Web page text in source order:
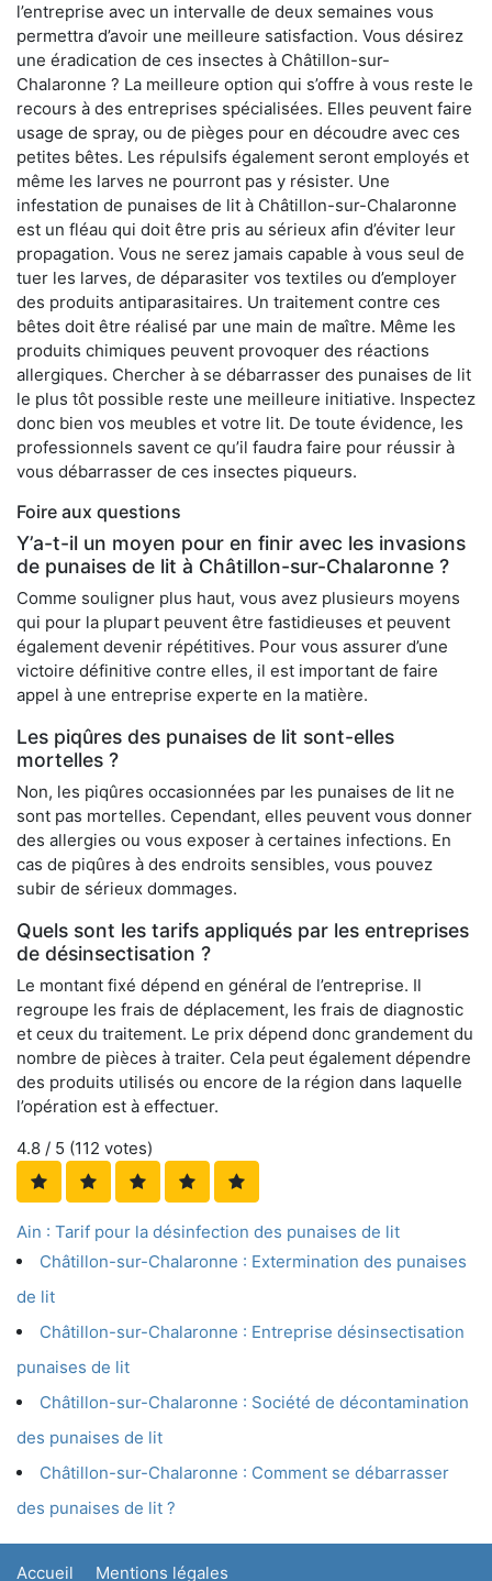
l’entreprise avec un intervalle de deux semaines vous
permettra d’avoir une meilleure satisfaction. Vous désirez
une éradication de ces insectes à Châtillon-sur-
Chalaronne ? La meilleure option qui s’offre à vous reste le
recours à des entreprises spécialisées. Elles peuvent faire
usage de spray, ou de pièges pour en découdre avec ces
petites bêtes. Les répulsifs également seront employés et
même les larves ne pourront pas y résister. Une
infestation de punaises de lit à Châtillon-sur-Chalaronne
est un fléau qui doit être pris au sérieux afin d’éviter leur
propagation. Vous ne serez jamais capable à vous seul de
tuer les larves, de déparasiter vos textiles ou d’employer
des produits antiparasitaires. Un traitement contre ces
bêtes doit être réalisé par une main de maître. Même les
produits chimiques peuvent provoquer des réactions
allergiques. Chercher à se débarrasser des punaises de lit
le plus tôt possible reste une meilleure initiative. Inspectez
donc bien vos meubles et votre lit. De toute évidence, les
professionnels savent ce qu’il faudra faire pour réussir à
vous débarrasser de ces insectes piqueurs.
Foire aux questions
Y’a-t-il un moyen pour en finir avec les invasions
de punaises de lit à Châtillon-sur-Chalaronne ?
Comme souligner plus haut, vous avez plusieurs moyens
qui pour la plupart peuvent être fastidieuses et peuvent
également devenir répétitives. Pour vous assurer d’une
victoire définitive contre elles, il est important de faire
appel à une entreprise experte en la matière.
Les piqûres des punaises de lit sont-elles
mortelles ?
Non, les piqûres occasionnées par les punaises de lit ne
sont pas mortelles. Cependant, elles peuvent vous donner
des allergies ou vous exposer à certaines infections. En
cas de piqûres à des endroits sensibles, vous pouvez
subir de sérieux dommages.
Quels sont les tarifs appliqués par les entreprises
de désinsectisation ?
Le montant fixé dépend en général de l’entreprise. Il
regroupe les frais de déplacement, les frais de diagnostic
et ceux du traitement. Le prix dépend donc grandement du
nombre de pièces à traiter. Cela peut également dépendre
des produits utilisés ou encore de la région dans laquelle
l’opération est à effectuer.
4.8 / 5 (112 votes)
Ain : Tarif pour la désinfection des punaises de lit
Châtillon-sur-Chalaronne : Extermination des punaises
de lit
Châtillon-sur-Chalaronne : Entreprise désinsectisation
punaises de lit
Châtillon-sur-Chalaronne : Société de décontamination
des punaises de lit
Châtillon-sur-Chalaronne : Comment se débarrasser
des punaises de lit ?
Accueil Mentions légales